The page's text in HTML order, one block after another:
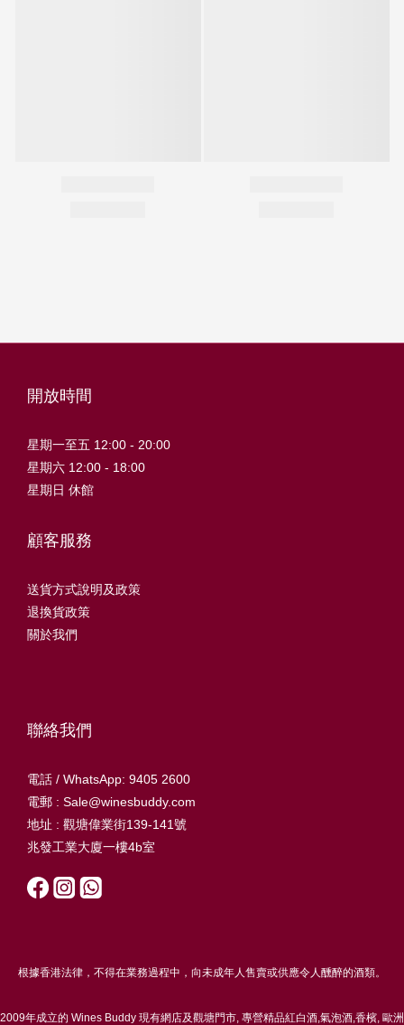
開放時間
星期一至五 12:00 - 20:00
星期六 12:00 - 18:00
星期日 休館
顧客服務
送貨方式說明及政策
退換貨政策
關於我們
聯絡我們
電話 / WhatsApp: 9405 2600
電郵 : Sale@winesbuddy.com
地址 : 觀塘偉業街139-141號
兆發工業大廈一樓4b室
根據香港法律，不得在業務過程中，向未成年人售賣或供應令人醺醉的酒類。
2009年成立的 Wines Buddy 現有網店及觀塘門市, 專營精品紅白酒,氣泡酒,香檳, 歐洲